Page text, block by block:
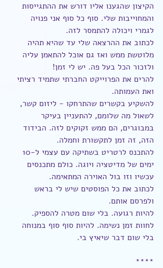
הקיצון שהגענו אליו דורש את ההתגייסות
והמחוייבות שלי. סוף כל סוף אני פנויה
לגמרי ויכולה להתמסר לזה.
לכתוב את ההרצאה שלי עד שהיא תהיה
מלוטשת ממש ואז גם אוכל להתאמן עליה
ולזכור הכל בעל פה. יש לי זמן!
להרים את הפרוייקט החברתי שתמיד רציתי
ואת העמותה.
להשקיע בקשרים שהתרחקו - ליזום קשר,
לשאול מה שלומם, להתעניין בעיקר
במבוגרים, הם ממש זקוקים לזה. הבידוד
הזה, זה זמן לתקשורת וחמלה.
ימים של מדיטציה ויוגה. כולם מתכנסים
עכשיו וזו בול האוירה המתאימה.
לכתוב את כל הפוסטים שיש לי בראש
ולפרסם אותם.
להיות רגועה. בלי שום מטרה להספיק.
לחוות זמן נשימה. להיות סוף סוף במנוחה
בלי שום דבר שיאיץ בי.
****